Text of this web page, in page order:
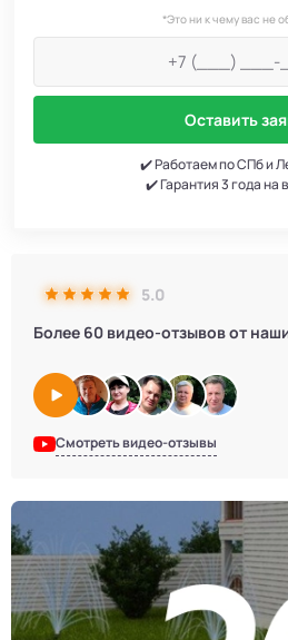
*Это ни к чему вас не
Оставить
✔️ Работаем по СПб и
✔️ Гарантия 3 года на
5.0
Более 60 видео-отзывов от
Смотреть видео-отзывы